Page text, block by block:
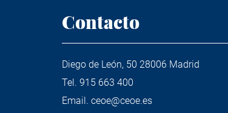
Contacto
Diego de León, 50 28006 Madrid
Tel. 915 663 400
Email. ceoe@ceoe.es